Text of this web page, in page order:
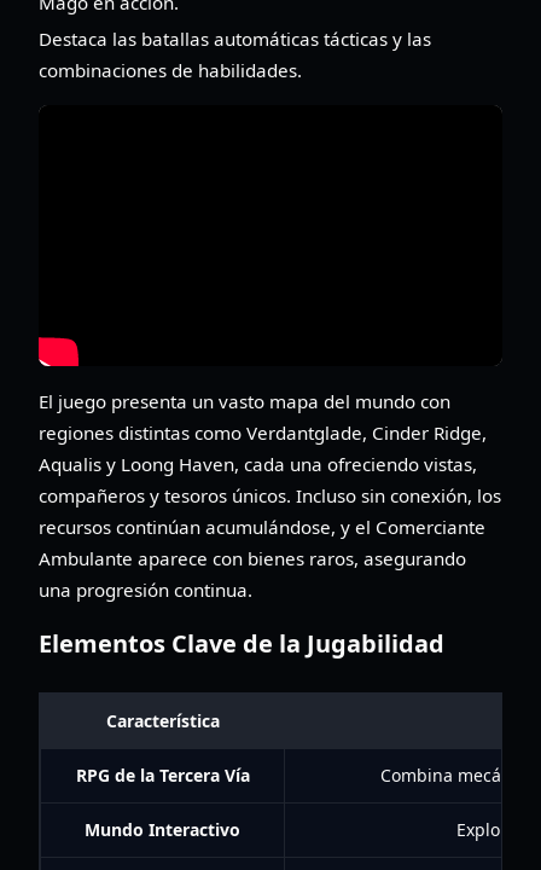
Destaca las batallas automáticas tácticas y las
combinaciones de habilidades.
El juego presenta un vasto mapa del mundo con
regiones distintas como Verdantglade, Cinder Ridge,
Aqualis y Loong Haven, cada una ofreciendo vistas,
compañeros y tesoros únicos. Incluso sin conexión, los
recursos continúan acumulándose, y el Comerciante
Ambulante aparece con bienes raros, asegurando
una progresión continua.
Elementos Clave de la Jugabilidad
Característica
RPG de la Tercera Vía Combina
Mundo Interactivo Explora